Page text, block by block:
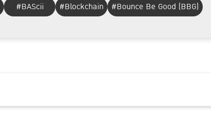
#BAScii #Blockchain #Bounce Be Good (BBG)